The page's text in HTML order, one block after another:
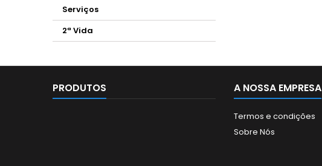
Serviços
2ª Vida
PRODUTOS A NOSSA EMPRESA
Termos e condições
Sobre Nós